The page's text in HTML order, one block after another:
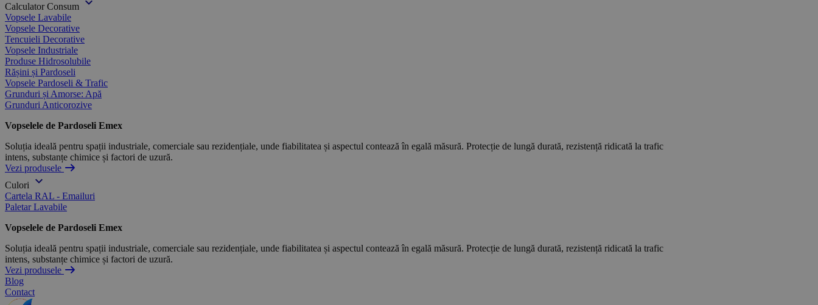
Calculator Consum
Vopsele Lavabile
Vopsele Decorative
Tencuieli Decorative
Vopsele Industriale
Produse Hidrosolubile
Rășini și Pardoseli
Vopsele Pardoseli & Trafic
Grunduri și Amorse: Apă
Grunduri Anticorozive
Vopselele de Pardoseli Emex
Soluția ideală pentru spații industriale, comerciale sau rezidențiale, unde fiabilitatea și aspectul contează în egală măsură. Protecție de lungă durată, rezistență ridicată la trafic
intens, substanțe chimice și factori de uzură.
Vezi produsele
Culori
Cartela RAL - Emailuri
Paletar Lavabile
Vopselele de Pardoseli Emex
Soluția ideală pentru spații industriale, comerciale sau rezidențiale, unde fiabilitatea și aspectul contează în egală măsură. Protecție de lungă durată, rezistență ridicată la trafic
intens, substanțe chimice și factori de uzură.
Vezi produsele
Blog
Contact